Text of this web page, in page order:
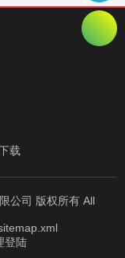
载
公司 版权所有 All
登陆